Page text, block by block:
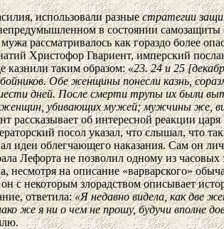
использовали разныестратегии
в состоянии
рассматривалось как гораздо более
Христофор Гвариент, имперский
казнили таким образом:«23. 24 и 25
Обе женщины понесли казнь,
дней. После смерти трупы их были
женщин, убивающих мужей; мужчины же,
рассказывает об интересной реакции
посол указал, что слышал, что
идеи облегчающего наказания. Сам он
Лефорта не позволил одному из часовых
на описание «варварского»
некоторым злорадством описывает
ответила:«Я недавно видела, как две
же я ни о чем не прошу, будучи